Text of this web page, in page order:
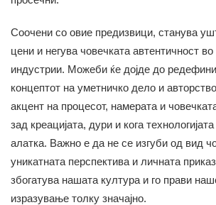
Соочени со овие предизвици, станува
цени и негува човечката автентичност
индустрии. Можеби ќе дојде до
концептот на уметничко дело и
акцент на процесот, намерата и
зад креацијата, дури и кога
алатка. Важно е да не се изгуби од вид
уникатната перспектива и личната
збогатува нашата култура и го прави
изразување толку значајно.